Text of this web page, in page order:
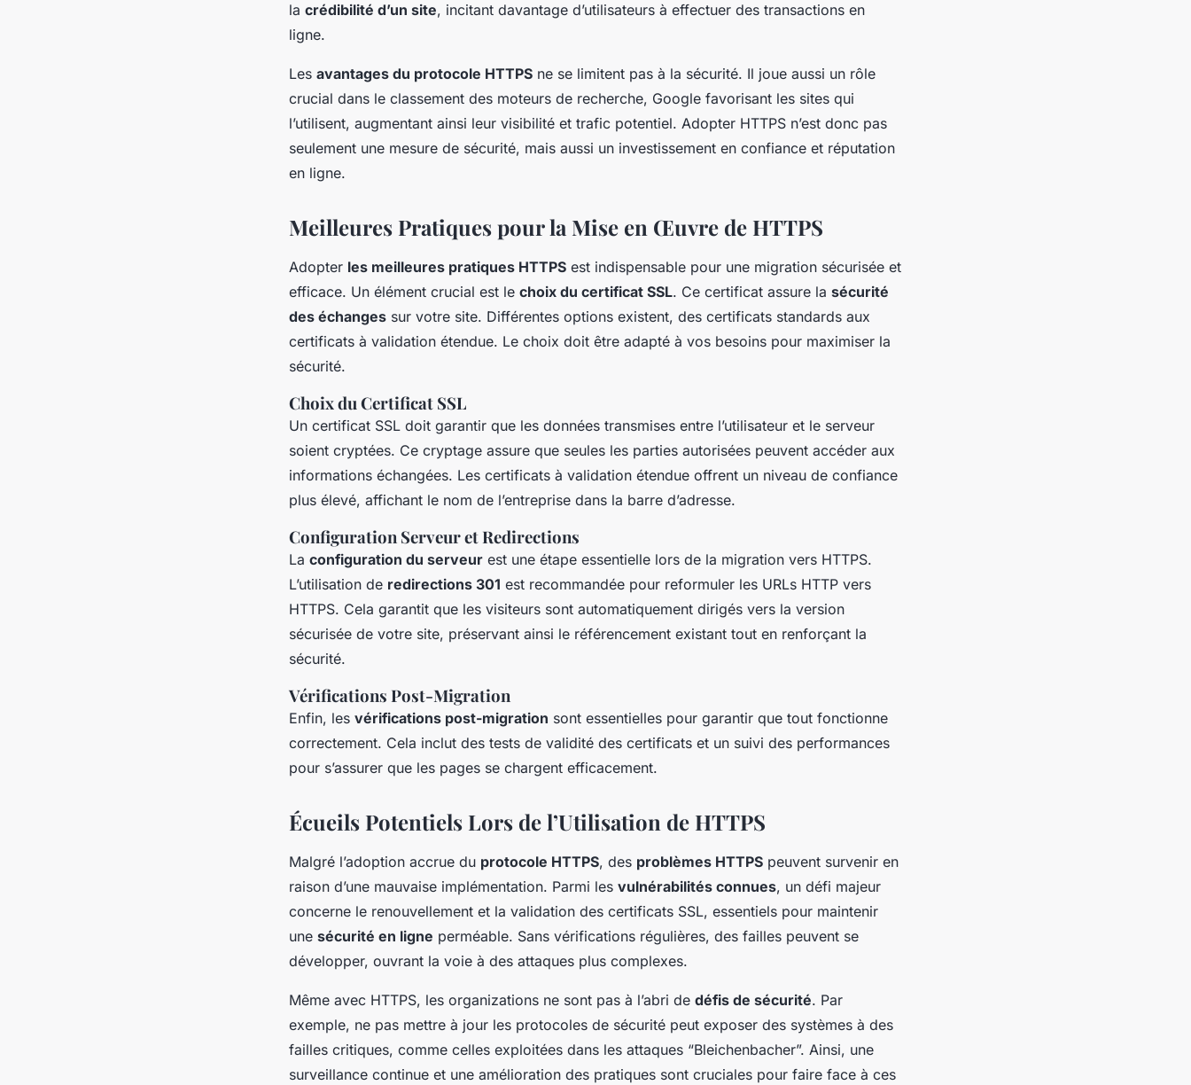
la crédibilité d’un site, incitant davantage d’utilisateurs à effectuer des transactions en
ligne.
Les avantages du protocole HTTPS ne se limitent pas à la sécurité. Il joue aussi un rôle
crucial dans le classement des moteurs de recherche, Google favorisant les sites qui
l’utilisent, augmentant ainsi leur visibilité et trafic potentiel. Adopter HTTPS n’est donc pas
seulement une mesure de sécurité, mais aussi un investissement en confiance et réputation
en ligne.
Meilleures Pratiques pour la Mise en Œuvre de HTTPS
Adopter les meilleures pratiques HTTPS est indispensable pour une migration sécurisée et
efficace. Un élément crucial est le choix du certificat SSL. Ce certificat assure la sécurité
des échanges sur votre site. Différentes options existent, des certificats standards aux
certificats à validation étendue. Le choix doit être adapté à vos besoins pour maximiser la
sécurité.
Choix du Certificat SSL
Un certificat SSL doit garantir que les données transmises entre l’utilisateur et le serveur
soient cryptées. Ce cryptage assure que seules les parties autorisées peuvent accéder aux
informations échangées. Les certificats à validation étendue offrent un niveau de confiance
plus élevé, affichant le nom de l’entreprise dans la barre d’adresse.
Configuration Serveur et Redirections
La configuration du serveur est une étape essentielle lors de la migration vers HTTPS.
L’utilisation de redirections 301 est recommandée pour reformuler les URLs HTTP vers
HTTPS. Cela garantit que les visiteurs sont automatiquement dirigés vers la version
sécurisée de votre site, préservant ainsi le référencement existant tout en renforçant la
sécurité.
Vérifications Post-Migration
Enfin, les vérifications post-migration sont essentielles pour garantir que tout fonctionne
correctement. Cela inclut des tests de validité des certificats et un suivi des performances
pour s’assurer que les pages se chargent efficacement.
Écueils Potentiels Lors de l’Utilisation de HTTPS
Malgré l’adoption accrue du protocole HTTPS, des problèmes HTTPS peuvent survenir en
raison d’une mauvaise implémentation. Parmi les vulnérabilités connues, un défi majeur
concerne le renouvellement et la validation des certificats SSL, essentiels pour maintenir
une sécurité en ligne perméable. Sans vérifications régulières, des failles peuvent se
développer, ouvrant la voie à des attaques plus complexes.
Même avec HTTPS, les organizations ne sont pas à l’abri de défis de sécurité. Par
exemple, ne pas mettre à jour les protocoles de sécurité peut exposer des systèmes à des
failles critiques, comme celles exploitées dans les attaques “Bleichenbacher”. Ainsi, une
surveillance continue et une amélioration des pratiques sont cruciales pour faire face à ces